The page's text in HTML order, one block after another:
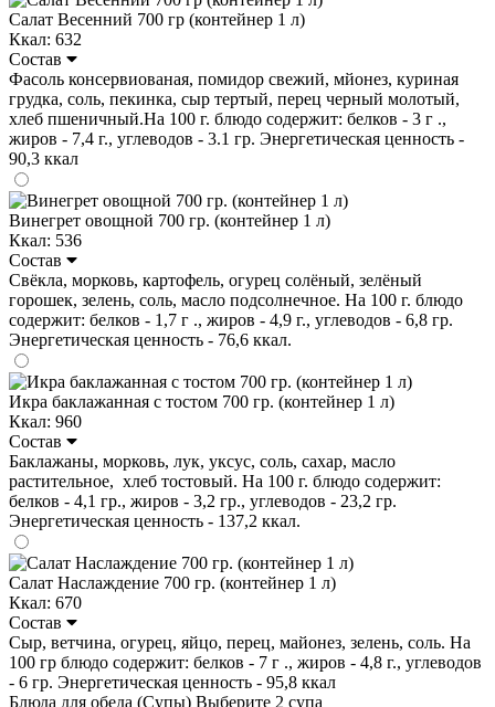
Салат Весенний 700 гр (контейнер 1 л)
Ккал: 632
Состав
Фасоль консервиованая, помидор свежий, мйонез, куриная
грудка, соль, пекинка, сыр тертый, перец черный молотый,
хлеб пшеничный.На 100 г. блюдо содержит: белков - 3 г .,
жиров - 7,4 г., углеводов - 3.1 гр. Энергетическая ценность -
90,3 ккал
Винегрет овощной 700 гр. (контейнер 1 л)
Ккал: 536
Состав
Свёкла, морковь, картофель, огурец солёный, зелёный
горошек, зелень, соль, масло подсолнечное. На 100 г. блюдо
содержит: белков - 1,7 г ., жиров - 4,9 г., углеводов - 6,8 гр.
Энергетическая ценность - 76,6 ккал.
Икра баклажанная с тостом 700 гр. (контейнер 1 л)
Ккал: 960
Состав
Баклажаны, морковь, лук, уксус, соль, сахар, масло
растительное, хлеб тостовый. На 100 г. блюдо содержит:
белков - 4,1 гр., жиров - 3,2 гр., углеводов - 23,2 гр.
Энергетическая ценность - 137,2 ккал.
Салат Наслаждение 700 гр. (контейнер 1 л)
Ккал: 670
Состав
Сыр, ветчина, огурец, яйцо, перец, майонез, зелень, соль. На
100 гр блюдо содержит: белков - 7 г ., жиров - 4,8 г., углеводов
- 6 гр. Энергетическая ценность - 95,8 ккал
Блюда для обеда (Супы) Выберите 2 супа